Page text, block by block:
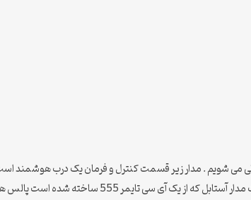
می شویم . مدار زیر قسمت کنترل و فرمان یک درب هوشمند
سنسور گیرنده و فرستنده مادون قرمز ،یک آی سی ومدارات تولید پالس تشکیل شده است.نحوه کار مدار به این شکل است که